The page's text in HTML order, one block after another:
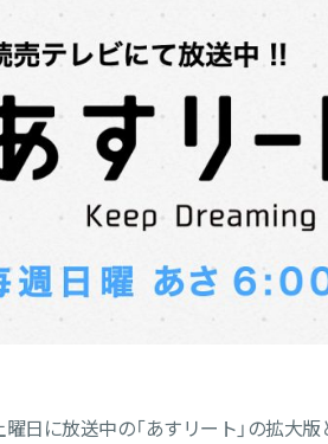
日に放送中の「あすリート」の拡大版